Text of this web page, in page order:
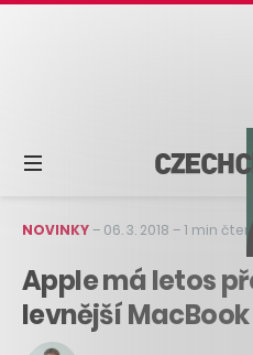
NOVINKY– 06. 3. 2018 –1 min čtení
Apple má letos
levnější